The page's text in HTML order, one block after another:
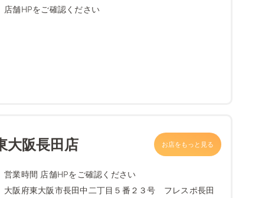
店舗HPをご確認ください
大阪長田店 お店をもっと見る
営業時間 店舗HPをご確認ください
大阪府東大阪市長田中二丁目５番２３号 フレスポ長田